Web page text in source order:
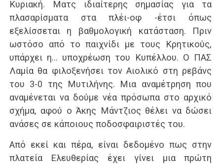
Κυριακή. Ματς ιδιαίτερης σημασίας για τα
πλασαρίσματα στα πλέι-οφ -έτσι όπως
εξελίσσεται η βαθμολογική κατάσταση. Πριν
ωστόσο από το παιχνίδι με τους Κρητικούς,
υπάρχει η… υποχρέωση του Κυπέλλου. Ο ΠΑΣ
Λαμία θα φιλοξενήσει τον Αιολικό στη ρεβάνς
του 3-0 της Μυτιλήνης. Μια αναμέτρηση που
αναμένεται να δούμε νέα πρόσωπα στο αρχικό
σχήμα, αφού ο Άκης Μάντζιος θέλει να δώσει
ανάσες σε κάποιους ποδοσφαιριστές του.
Από εκεί και πέρα, είναι δεδομένο πως στην
πλατεία Ελευθερίας έχει γίνει μια πρώτη